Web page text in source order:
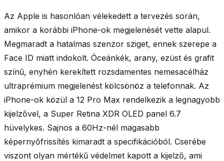
Az Apple is hasonlóan vélekedett a tervezés során,
amikor a korábbi iPhone-ok megjelenését vette alapul.
Megmaradt a hatalmas szenzor sziget, ennek szerepe a
Face ID miatt indokolt. Óceánkék, arany, ezüst és grafit
színű, enyhén kerekített rozsdamentes nemesacélház
ultraprémium megjelenést kölcsönöz a telefonnak. Az
iPhone-ok közül a 12 Pro Max rendelkezik a legnagyobb
kijelzővel, a Super Retina XDR OLED panel 6.7
hüvelykes. Sajnos a 60Hz-nél magasabb
képernyőfrissítés kimaradt a specifikációból. Cserébe
viszont olyan mértékű védelmet kapott a kijelző, ami